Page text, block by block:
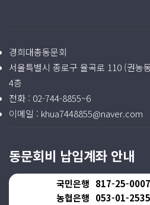
경희대총동문회
서울특별시 종로구 율곡로 110 (권농
4층
전화 : 02-744-8855~6
이메일 : khua7448855@naver.com
동문회비 납입계좌 안내
국민은행 817-25-
농협은행 053-01-